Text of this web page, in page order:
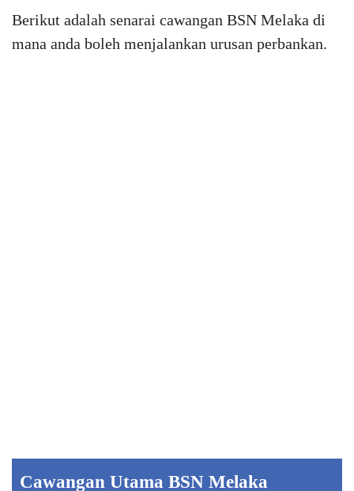
Berikut adalah senarai cawangan BSN Melaka di
mana anda boleh menjalankan urusan perbankan.
Cawangan Utama BSN Melaka